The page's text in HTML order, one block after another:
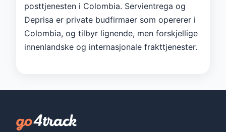
posttjenesten i Colombia. Servientrega og
Deprisa er private budfirmaer som opererer i
Colombia, og tilbyr lignende, men forskjellige
innenlandske og internasjonale frakttjenester.